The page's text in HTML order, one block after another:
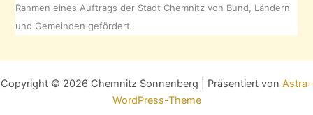
Rahmen eines Auftrags der Stadt Chemnitz von Bund, Ländern
und Gemeinden gefördert.
Copyright © 2026 Chemnitz Sonnenberg | Präsentiert von Astra-
WordPress-Theme